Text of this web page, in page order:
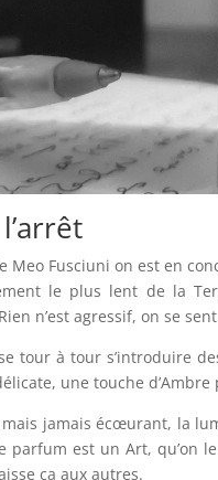
Meo Fusciuni on est en
le plus lent de la
n’est agressif, on se
tour à tour s’introduire
une touche d’Ambre
jamais écœurant, la
parfum est un Art, qu’on
ça aux autres.